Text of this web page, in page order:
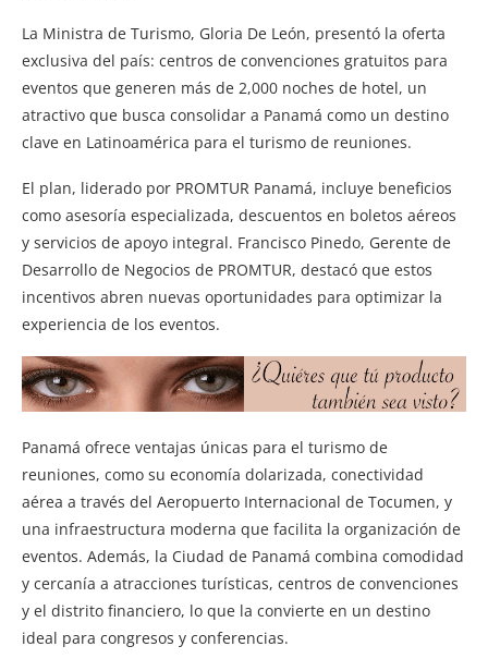
La Ministra de Turismo, Gloria De León, presentó la oferta
exclusiva del país: centros de convenciones gratuitos para
eventos que generen más de 2,000 noches de hotel, un
atractivo que busca consolidar a Panamá como un destino
clave en Latinoamérica para el turismo de reuniones.
El plan, liderado por PROMTUR Panamá, incluye beneficios
como asesoría especializada, descuentos en boletos aéreos
y servicios de apoyo integral. Francisco Pinedo, Gerente de
Desarrollo de Negocios de PROMTUR, destacó que estos
incentivos abren nuevas oportunidades para optimizar la
experiencia de los eventos.
Panamá ofrece ventajas únicas para el turismo de
reuniones, como su economía dolarizada, conectividad
aérea a través del Aeropuerto Internacional de Tocumen, y
una infraestructura moderna que facilita la organización de
eventos. Además, la Ciudad de Panamá combina comodidad
y cercanía a atracciones turísticas, centros de convenciones
y el distrito financiero, lo que la convierte en un destino
ideal para congresos y conferencias.